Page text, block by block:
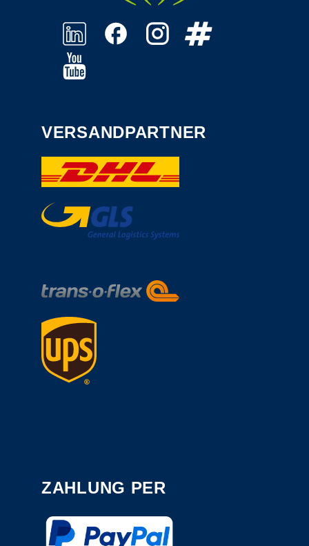
VERSANDPARTNER
ZAHLUNG PER